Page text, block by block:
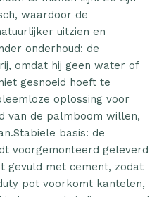
waardoor de
uitzien en
onderhoud: de
omdat hij geen water of
gesnoeid hoeft te
oplossing voor
van de palmboom willen,
basis: de
voorgemonteerd geleverd
gevuld met cement, zodat
pot voorkomt kantelen,